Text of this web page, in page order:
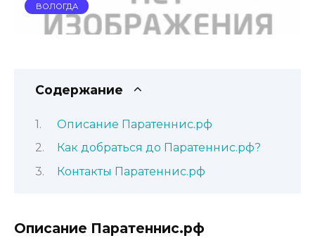
ВОЛОГДА
Содержание
Описание Паратеннис.рф
Как добраться до Паратеннис.рф?
Контакты Паратеннис.рф
Описание Паратеннис.рф